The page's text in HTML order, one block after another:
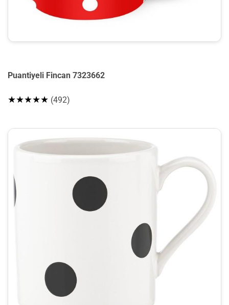
Puantiyeli Fincan 7323662
★★★★★ (492)